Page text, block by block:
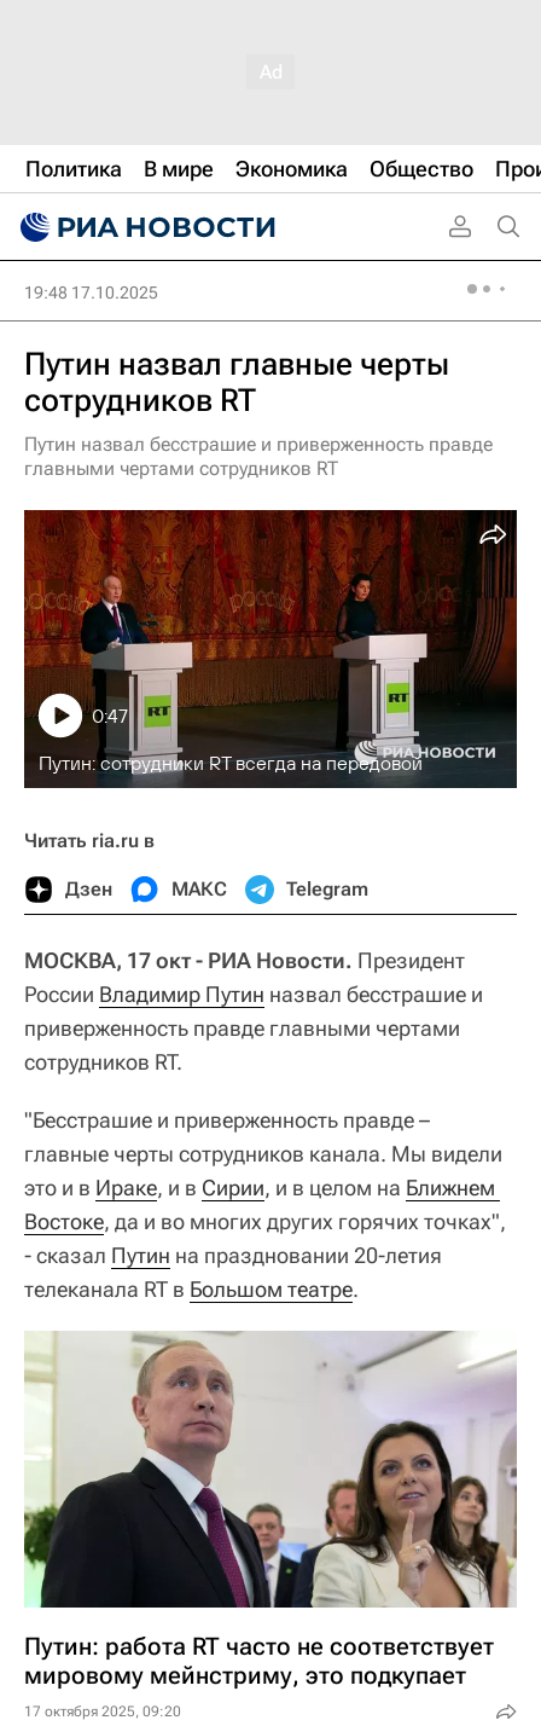
Политика В мире Экономика Общество
19:48 17.10.2025
Путин назвал главные черты
сотрудников RT
Путин назвал бесстрашие и приверженность правде
главными чертами сотрудников RT
Путин: сотрудники RT всегда на передовой
0:47
Читать ria.ru в
Дзен МАКС Telegram
МОСКВА, 17 окт - РИА Новости. Президент
России Владимир Путин назвал бесстрашие и
приверженность правде главными чертами
сотрудников RT.
"Бесстрашие и приверженность правде –
главные черты сотрудников канала. Мы видели
это и в Ираке, и в Сирии, и в целом на Ближнем
Востоке, да и во многих других горячих точках",
- сказал Путин на праздновании 20-летия
телеканала RT в Большом театре.
Путин: работа RT часто не соответствует
мировому мейнстриму, это подкупает
17 октября 2025, 09:20